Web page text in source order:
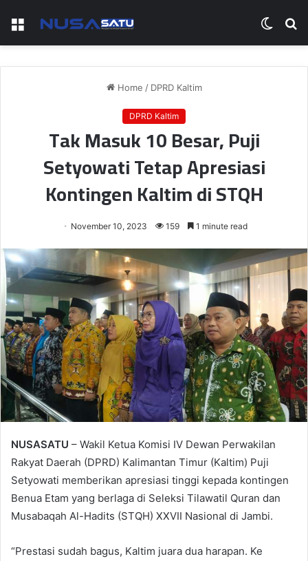
Menu
Switch
skin
Home / DPRD Kaltim
DPRD Kaltim
Tak Masuk 10 Besar, Puji
Setyowati Tetap Apresiasi
Kontingen Kaltim di STQH
November 10, 2023 159 1 minute read
NUSASATU – Wakil Ketua Komisi IV Dewan Perwakilan
Rakyat Daerah (DPRD) Kalimantan Timur (Kaltim) Puji
Setyowati memberikan apresiasi tinggi kepada kontingen
Benua Etam yang berlaga di Seleksi Tilawatil Quran dan
Musabaqah Al-Hadits (STQH) XXVII Nasional di Jambi.
“Prestasi sudah bagus, Kaltim juara dua harapan. Ke